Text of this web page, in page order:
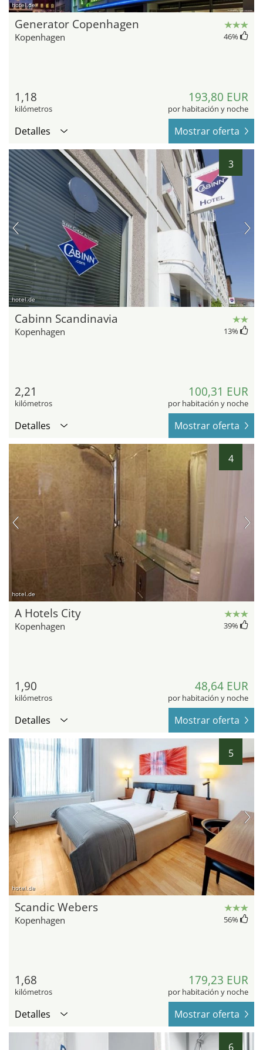
hotel.de
Generator Copenhagen
Kopenhagen 46%
1,18
kilómetros
193,80 EUR
por habitación y noche
Detalles Mostrar oferta
3
hotel.de
Cabinn Scandinavia
Kopenhagen 13%
2,21
kilómetros
100,31 EUR
por habitación y noche
Detalles Mostrar oferta
4
hotel.de
A Hotels City
Kopenhagen 39%
1,90
kilómetros
48,64 EUR
por habitación y noche
Detalles Mostrar oferta
5
hotel.de
Scandic Webers
Kopenhagen 56%
1,68
kilómetros
179,23 EUR
por habitación y noche
Detalles Mostrar oferta
6